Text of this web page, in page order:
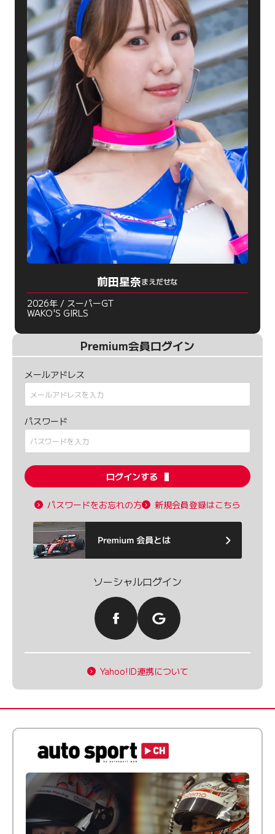
前田星奈まえだせな
2026年 / スーパーGT
WAKO'S GIRLS
Premium会員ログイン
メールアドレス
パスワード
ログインする
パスワードをお忘れの方 新規会員登録はこちら
ソーシャルログイン
Yahoo!ID連携について